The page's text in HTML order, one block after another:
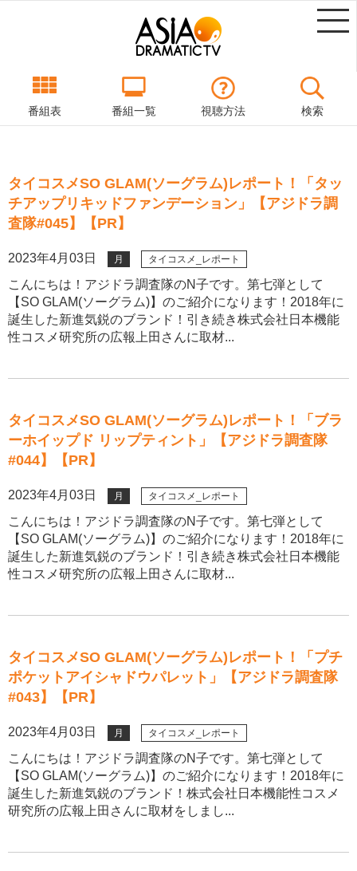
番組表 番組一覧 視聴方法 検索
タイコスメSO GLAM(ソーグラム)レポート！「タッ
チアップリキッドファンデーション」【アジドラ調
査隊#045】【PR】
2023年4月03日 月 タイコスメ_レポート
こんにちは！アジドラ調査隊のN子です。第七弾として
【SO GLAM(ソーグラム)】のご紹介になります！2018年に
誕生した新進気鋭のブランド！引き続き株式会社日本機能
性コスメ研究所の広報上田さんに取材...
タイコスメSO GLAM(ソーグラム)レポート！「ブラ
ーホイップド リップティント」【アジドラ調査隊
#044】【PR】
2023年4月03日 月 タイコスメ_レポート
こんにちは！アジドラ調査隊のN子です。第七弾として
【SO GLAM(ソーグラム)】のご紹介になります！2018年に
誕生した新進気鋭のブランド！引き続き株式会社日本機能
性コスメ研究所の広報上田さんに取材...
タイコスメSO GLAM(ソーグラム)レポート！「プチ
ポケットアイシャドウパレット」【アジドラ調査隊
#043】【PR】
2023年4月03日 月 タイコスメ_レポート
こんにちは！アジドラ調査隊のN子です。第七弾として
【SO GLAM(ソーグラム)】のご紹介になります！2018年に
誕生した新進気鋭のブランド！株式会社日本機能性コスメ
研究所の広報上田さんに取材をしまし...